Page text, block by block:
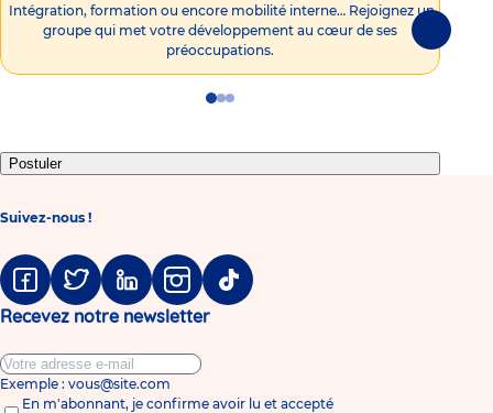
Intégration, formation ou encore mobilité interne… Rejoignez un
groupe qui met votre développement au cœur de ses
préoccupations.
Go
1
Go
2
Go
3
Postuler
Suivez-nous !
FacebookTwitter LinkedinInstagramTiktok
Recevez notre newsletter
Exemple : vous@site.com
En m'abonnant, je confirme avoir lu et accepté